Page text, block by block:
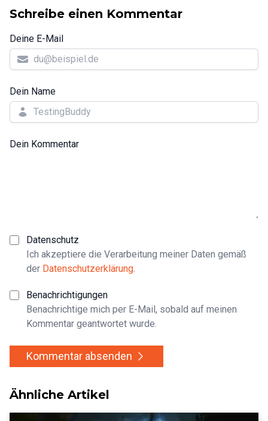
Schreibe einen Kommentar
Deine E-Mail
Dein Name
Dein Kommentar
Datenschutz
Ich akzeptiere die Verarbeitung meiner Daten gemäß
der Datenschutzerklärung.
Benachrichtigungen
Benachrichtige mich per E-Mail, sobald auf meinen
Kommentar geantwortet wurde.
Kommentar absenden
Ähnliche Artikel